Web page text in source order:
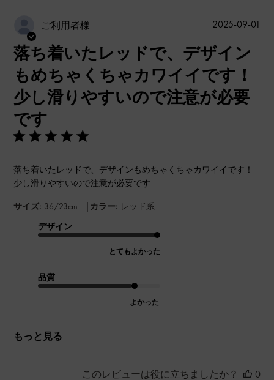
ご利用者様
落ち着いたレッドで、デザイン
もめちゃくちゃカワイイです！
少し滑りやすいので注意が必要
です
落ち着いたレッドで、デザインもめちゃくちゃカワイイです！
少し滑りやすいので注意が必要です
サイズ: 36/23cm | カラー: レッド系
デザイン
とてもよかった
品質
よかった
もっと見る
2025-09-01
このレビューは役に立ちましたか？ 0